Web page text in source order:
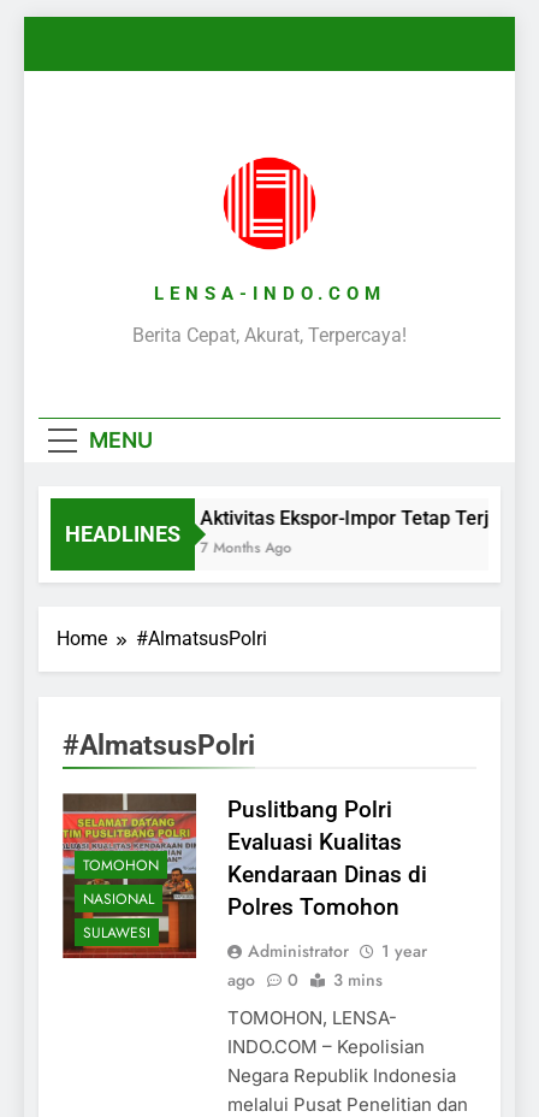
LENSA-INDO.COM
Berita Cepat, Akurat, Terpercaya!
MENU
HEADLINES
Aktivitas Ekspor-Impor Tetap Terjaga
7 Months Ago
Home #AlmatsusPolri
#AlmatsusPolri
TOMOHON
NASIONAL
SULAWESI
Puslitbang Polri
Evaluasi Kualitas
Kendaraan Dinas di
Polres Tomohon
Administrator
1 year
ago
0 3 mins
TOMOHON, LENSA-
INDO.COM – Kepolisian
Negara Republik Indonesia
melalui Pusat Penelitian dan